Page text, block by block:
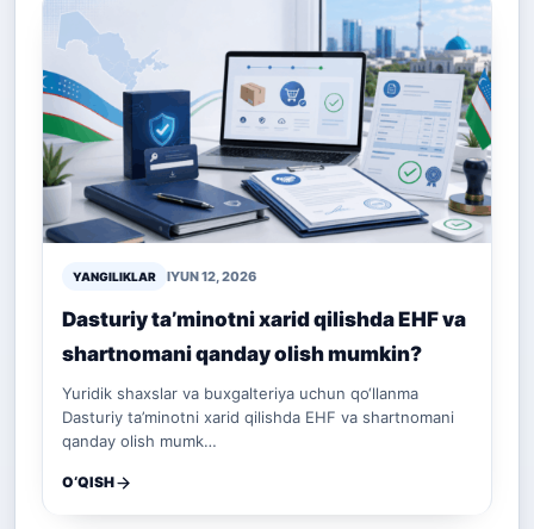
YANGILIKLAR IYUN 12, 2026
Dasturiy ta’minotni xarid qilishda EHF va
shartnomani qanday olish mumkin?
Yuridik shaxslar va buxgalteriya uchun qo‘llanma
Dasturiy ta’minotni xarid qilishda EHF va shartnomani
qanday olish mumk…
O‘QISH